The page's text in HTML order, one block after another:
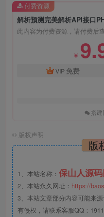
解析预测完美解析API接口
此内容为付费资源，请付费后
￥
VIP 免费
搭
付费资源
© 版权声明
版
1、本站名称： 保山人源
2、本站永久网址： https://
3、本站文章部分内容可能来
有侵权，请联系客服QQ：